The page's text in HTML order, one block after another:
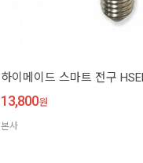
하이메이드 스마트 전구
13,800원
본사